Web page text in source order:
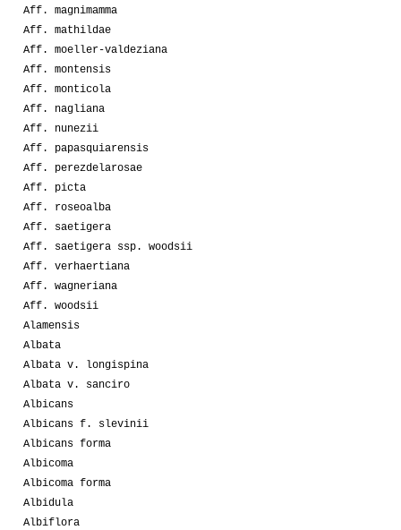
Aff. magnimamma
Aff. mathildae
Aff. moeller-valdeziana
Aff. montensis
Aff. monticola
Aff. nagliana
Aff. nunezii
Aff. papasquiarensis
Aff. perezdelarosae
Aff. picta
Aff. roseoalba
Aff. saetigera
Aff. saetigera ssp. woodsii
Aff. verhaertiana
Aff. wagneriana
Aff. woodsii
Alamensis
Albata
Albata v. longispina
Albata v. sanciro
Albicans
Albicans f. slevinii
Albicans forma
Albicoma
Albicoma forma
Albidula
Albiflora